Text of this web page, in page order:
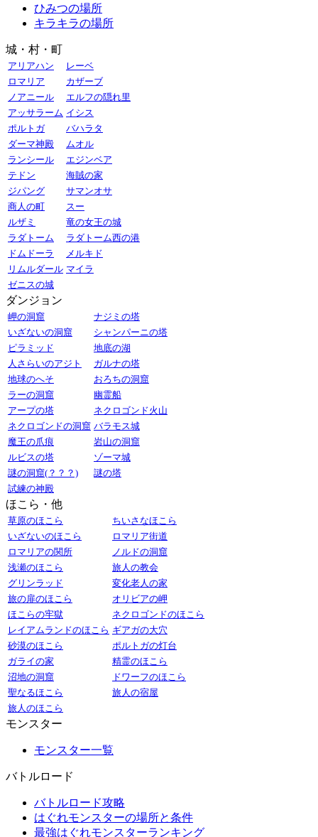
ひみつの場所
キラキラの場所
城・村・町
アリアハン
レーベ
ロマリア
カザーブ
ノアニール
エルフの隠れ里
アッサラーム イシス
ポルトガ
バハラタ
ダーマ神殿
ムオル
ランシール
エジンベア
テドン
海賊の家
ジパング
サマンオサ
商人の町
スー
ルザミ
竜の女王の城
ラダトーム
ラダトーム西の港
ドムドーラ
メルキド
リムルダール マイラ
ゼニスの城
ダンジョン
岬の洞窟
ナジミの塔
いざないの洞窟
シャンパーニの塔
ピラミッド
地底の湖
人さらいのアジト
ガルナの塔
地球のへそ
おろちの洞窟
ラーの洞窟
幽霊船
アープの塔
ネクロゴンド火山
ネクロゴンドの洞窟 バラモス城
魔王の爪痕
岩山の洞窟
ルビスの塔
ゾーマ城
謎の洞窟(？？？)
謎の塔
試練の神殿
ほこら・他
草原のほこら
ちいさなほこら
いざないのほこら
ロマリア街道
ロマリアの関所
ノルドの洞窟
浅瀬のほこら
旅人の教会
グリンラッド
変化老人の家
旅の扉のほこら
オリビアの岬
ほこらの牢獄
ネクロゴンドのほこら
レイアムランドのほこら ギアガの大穴
砂漠のほこら
ポルトガの灯台
ガライの家
精霊のほこら
沼地の洞窟
ドワーフのほこら
聖なるほこら
旅人の宿屋
旅人のほこら
モンスター
モンスター一覧
バトルロード
バトルロード攻略
はぐれモンスターの場所と条件
最強はぐれモンスターランキング